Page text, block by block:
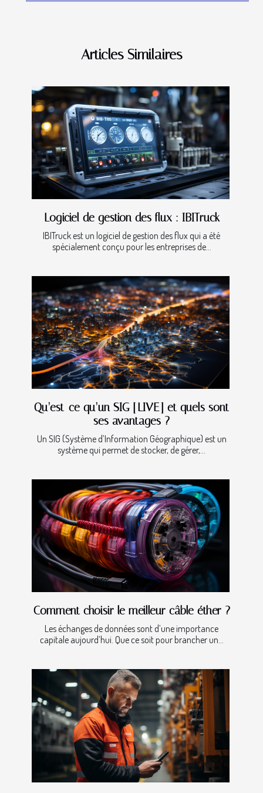
Articles Similaires
Logiciel de gestion des flux : IBITruck
IBITruck est un logiciel de gestion des flux qui a été
spécialement conçu pour les entreprises de...
Qu’est-ce qu’un SIG [LIVE] et quels sont
ses avantages ?
Un SIG (Système d’Information Géographique) est un
système qui permet de stocker, de gérer,...
Comment choisir le meilleur câble éther ?
Les échanges de données sont d’une importance
capitale aujourd’hui. Que ce soit pour brancher un...